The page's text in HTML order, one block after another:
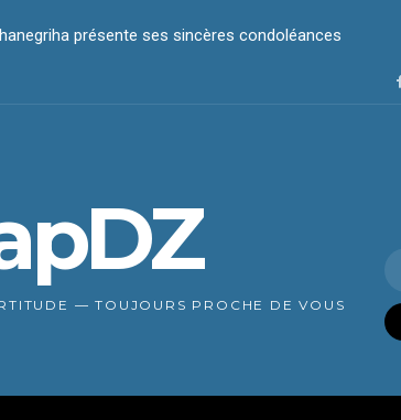
présente ses sincères condoléances
présente ses condoléances
— TOUJOURS PROCHE DE VOUS